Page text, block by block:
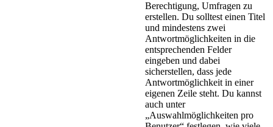
Berechtigung, Umfragen zu
erstellen. Du solltest einen Titel
und mindestens zwei
Antwortmöglichkeiten in die
entsprechenden Felder
eingeben und dabei
sicherstellen, dass jede
Antwortmöglichkeit in einer
eigenen Zeile steht. Du kannst
auch unter
„Auswahlmöglichkeiten pro